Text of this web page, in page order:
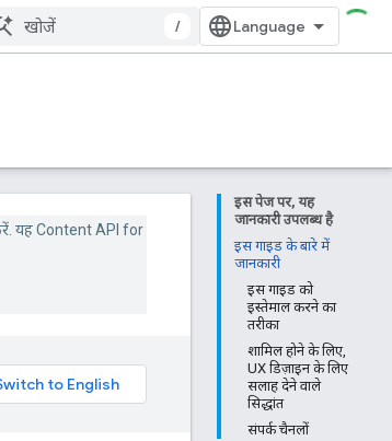
/
इस पेज पर, यह
जानकारी उपलब्ध है
इस गाइड के बारे में
जानकारी
इस गाइड को
इस्तेमाल करने का
तरीका
शामिल होने के लिए,
UX डिज़ाइन के लिए
सलाह देने वाले
सिद्धांत
संपर्क चैनलों
यह Content API for